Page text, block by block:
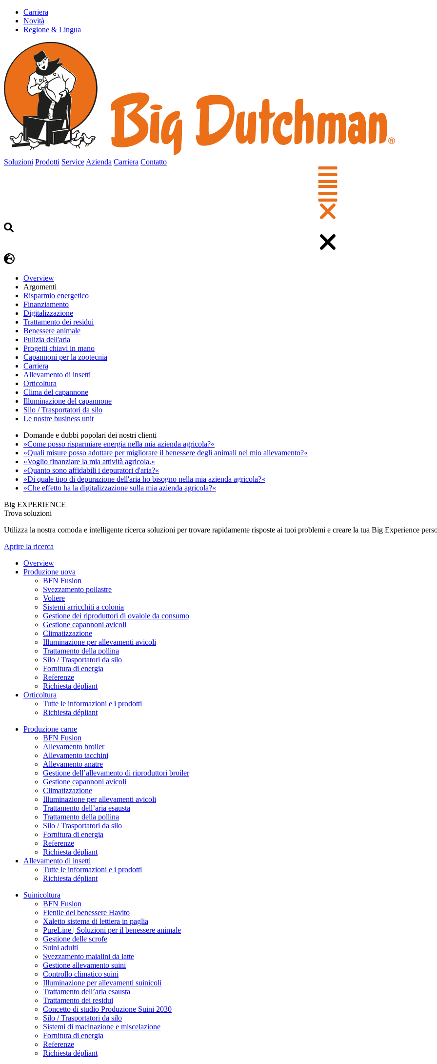
Carriera
Novità
Regione & Lingua
Soluzioni Prodotti Service Azienda Carriera Contatto
Overview
Argomenti
Risparmio energetico
Finanziamento
Digitalizzazione
Trattamento dei residui
Benessere animale
Pulizia dell'aria
Progetti chiavi in mano
Capannoni per la zootecnia
Carriera
Allevamento di insetti
Orticoltura
Clima del capannone
Illuminazione del capannone
Silo / Trasportatori da silo
Le nostre business unit
Domande e dubbi popolari dei nostri clienti
»Come posso risparmiare energia nella mia azienda agricola?«
»Quali misure posso adottare per migliorare il benessere degli animali nel mio allevamento?«
»Voglio finanziare la mia attività agricola.«
»Quanto sono affidabili i depuratori d'aria?«
»Di quale tipo di depurazione dell'aria ho bisogno nella mia azienda agricola?«
»Che effetto ha la digitalizzazione sulla mia azienda agricola?«
Big EXPERIENCE
Trova soluzioni
Utilizza la nostra comoda e intelligente ricerca soluzioni per trovare rapidamente risposte ai tuoi problemi e creare la tua Big Experience
Aprire la ricerca
Overview
Produzione uova
BFN Fusion
Svezzamento pollastre
Voliere
Sistemi arricchiti a colonia
Gestione dei riproduttori di ovaiole da consumo
Gestione capannoni avicoli
Climatizzazione
Illuminazione per allevamenti avicoli
Trattamento della pollina
Silo / Trasportatori da silo
Fornitura di energia
Referenze
Richiesta dépliant
Orticoltura
Tutte le informazioni e i prodotti
Richiesta dépliant
Produzione carne
BFN Fusion
Allevamento broiler
Allevamento tacchini
Allevamento anatre
Gestione dell’allevamento di riproduttori broiler
Gestione capannoni avicoli
Climatizzazione
Illuminazione per allevamenti avicoli
Trattamento dell’aria esausta
Trattamento della pollina
Silo / Trasportatori da silo
Fornitura di energia
Referenze
Richiesta dépliant
Allevamento di insetti
Tutte le informazioni e i prodotti
Richiesta dépliant
Suinicoltura
BFN Fusion
Fienile del benessere Havito
Xaletto sistema di lettiera in paglia
PureLine | Soluzioni per il benessere animale
Gestione delle scrofe
Suini adulti
Svezzamento maialini da latte
Gestione allevamento suini
Controllo climatico suini
Illuminazione per allevamenti suinicoli
Trattamento dell’aria esausta
Trattamento dei residui
Concetto di studio Produzione Suini 2030
Silo / Trasportatori da silo
Sistemi di macinazione e miscelazione
Fornitura di energia
Referenze
Richiesta dépliant